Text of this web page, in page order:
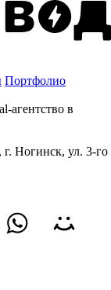
Портфолио
в
, г. Ногинск, ул. 3-го